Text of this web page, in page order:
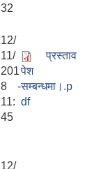
32
12/
11/
201
8 -
11:
45
प्रस्ताव
पेश
सम्बन्धमा।.p
df
12/